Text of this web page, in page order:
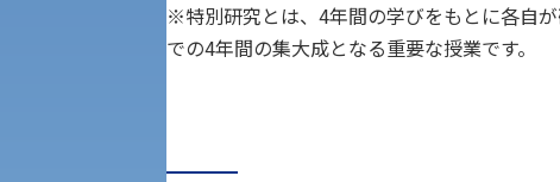
科目等履修生・聴講生募集
※特別研究とは、4年間の学びをもとに各自
での4年間の集大成となる重要な授業です。